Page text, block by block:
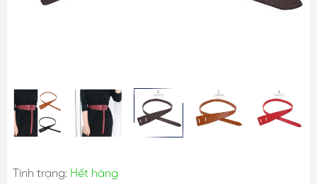
Tình trạng: Hết hàng